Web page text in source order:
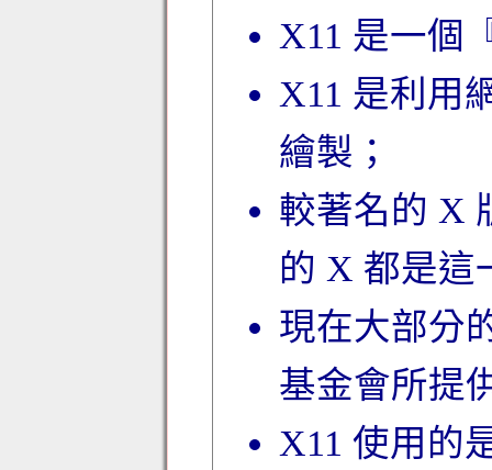
X11 是一個
X11 是利用
繪製；
較著名的 X
的 X 都是這
現在大部分
基金會所提
X11 使用的